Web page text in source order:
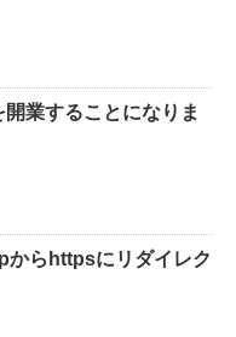
開業することになりま
らhttpsにリダイレク